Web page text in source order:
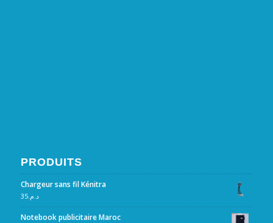
PRODUITS
Chargeur sans fil Kénitra
د.م.35
Notebook publicitaire Maroc